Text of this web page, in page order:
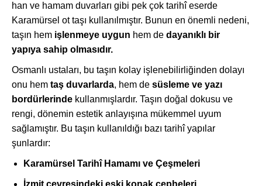
han ve hamam duvarları gibi pek çok tarihî eserde
Karamürsel ot taşı kullanılmıştır. Bunun en önemli nedeni,
taşın hem işlenmeye uygun hem de dayanıklı bir
yapıya sahip olmasıdır.
Osmanlı ustaları, bu taşın kolay işlenebilirliğinden dolayı
onu hem taş duvarlarda, hem de süsleme ve yazı
bordürlerinde kullanmışlardır. Taşın doğal dokusu ve
rengi, dönemin estetik anlayışına mükemmel uyum
sağlamıştır. Bu taşın kullanıldığı bazı tarihî yapılar
şunlardır:
Karamürsel Tarihî Hamamı ve Çeşmeleri